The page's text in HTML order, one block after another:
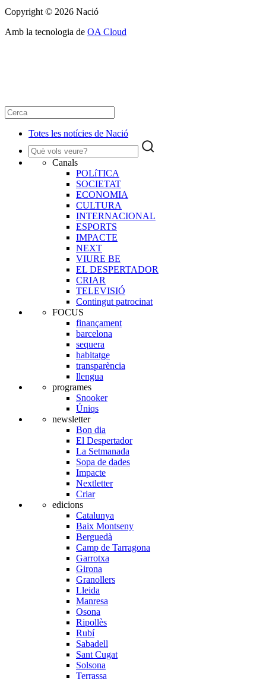
Copyright © 2026 Nació
Amb la tecnologia de OA Cloud
Totes les notícies de Nació
Canals
POLíTICA
SOCIETAT
ECONOMIA
CULTURA
INTERNACIONAL
ESPORTS
IMPACTE
NEXT
VIURE BE
EL DESPERTADOR
CRIAR
TELEVISIÓ
Contingut patrocinat
FOCUS
finançament
barcelona
sequera
habitatge
transparència
llengua
programes
Snooker
Úniqs
newsletter
Bon dia
El Despertador
La Setmanada
Sopa de dades
Impacte
Nextletter
Criar
edicions
Catalunya
Baix Montseny
Berguedà
Camp de Tarragona
Garrotxa
Girona
Granollers
Lleida
Manresa
Osona
Ripollès
Rubí
Sabadell
Sant Cugat
Solsona
Terrassa